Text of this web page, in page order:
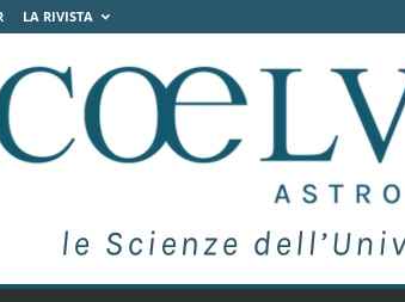
LA RIVISTA